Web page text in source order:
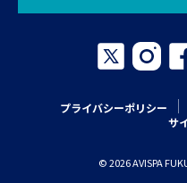
プライバシーポリシー
サ
© 2026 AVISPA